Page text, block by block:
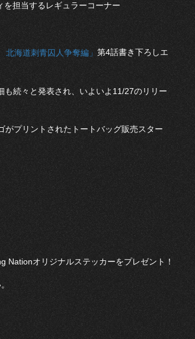
担当するレギュラーコーナー
海道刺青囚人争奪編」 第4話書き下ろしエ
続々と発表され、いよいよ11/27のリリー
プリントされたトートバッグ販売スター
Nationオリジナルステッカーをプレゼント！